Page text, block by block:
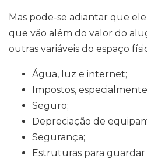
Mas pode-se adiantar que
que vão além do valor do
outras variáveis do espaço
Água, luz e internet;
Impostos,
Seguro;
Depreciação de
Segurança;
Estruturas para guardar